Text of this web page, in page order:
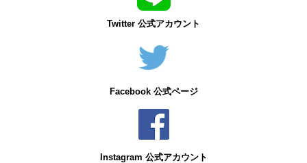
Twitter 公式アカウント
Facebook 公式ページ
Instagram 公式アカウント